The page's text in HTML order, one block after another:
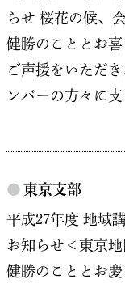
らせ 桜花の候、
健勝のこととお
ご声援をいただ
ンバーの方々に
● 東京支部
平成27年度 地域
お知らせ＜東京
健勝のこととお